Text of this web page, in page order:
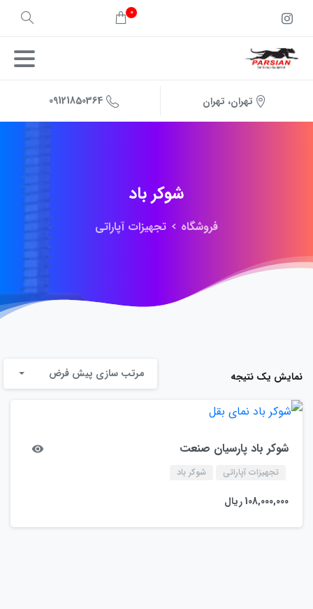
0
تهران، تهران 09121850364
شوکر باد
فروشگاه تجهیزات آپاراتی
نمایش یک نتیجه مرتب سازی پیش فرض
شوکر باد پارسیان صنعت
تجهیزات آپاراتی شوکر باد
108,000,000ریال